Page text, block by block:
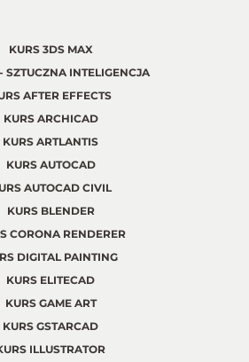
KURS 3DS MAX
SZTUCZNA INTELIGENCJA
AFTER EFFECTS
KURS ARCHICAD
KURS ARTLANTIS
KURS AUTOCAD
AUTOCAD CIVIL
KURS BLENDER
CORONA RENDERER
DIGITAL PAINTING
KURS ELITECAD
KURS GAME ART
KURS GSTARCAD
ILLUSTRATOR